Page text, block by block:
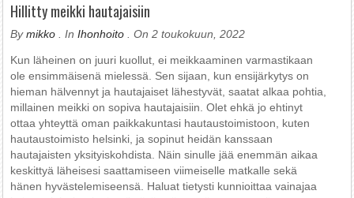
Hillitty meikki hautajaisiin
Bymikko . InIhonhoito . On 2 toukokuun, 2022
Kun läheinen on juuri kuollut, ei meikkaaminen varmastikaan
ole ensimmäisenä mielessä. Sen sijaan, kun ensijärkytys on
hieman hälvennyt ja hautajaiset lähestyvät, saatat alkaa pohtia,
millainen meikki on sopiva hautajaisiin. Olet ehkä jo ehtinyt
ottaa yhteyttä oman paikkakuntasi hautaustoimistoon, kuten
hautaustoimisto helsinki, ja sopinut heidän kanssaan
hautajaisten yksityiskohdista. Näin sinulle jää enemmän aikaa
keskittyä läheisesi saattamiseen viimeiselle matkalle sekä
hänen hyvästelemiseensä. Haluat tietysti kunnioittaa vainajaa